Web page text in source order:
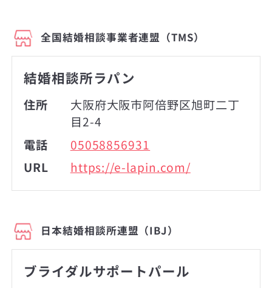
全国結婚相談事業者連盟（TMS）
結婚相談所ラパン
住所
大阪府大阪市阿倍野区旭町二丁
目2-4
電話
05058856931
URL
https://e-lapin.com/
日本結婚相談所連盟（IBJ）
ブライダルサポートパール